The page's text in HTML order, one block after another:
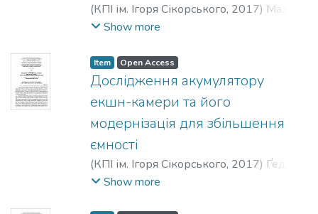
(КПІ ім. Ігоря Сікорського, 2017) Мазін,
М. Ю.;Поляков, О. В.
Show more
Item Open Access
Дослідження акумулятору
екшн-камери та його
модернізація для збільшення
ємності
(КПІ ім. Ігоря Сікорського, 2017) Ґедзь,
О. О.Show more